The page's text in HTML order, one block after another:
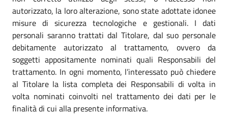
autorizzato, la loro alterazione, sono state adottate idonee
misure di sicurezza tecnologiche e gestionali. I dati
personali saranno trattati dal Titolare, dal suo personale
debitamente autorizzato al trattamento, ovvero da
soggetti appositamente nominati quali Responsabili del
trattamento. In ogni momento, l’interessato può chiedere
al Titolare la lista completa dei Responsabili di volta in
volta nominati coinvolti nel trattamento dei dati per le
finalità di cui alla presente informativa.